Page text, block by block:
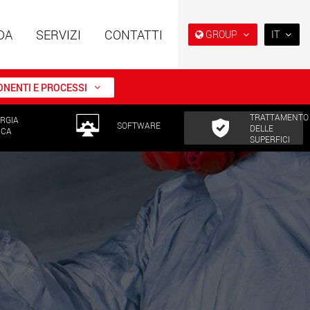
GROUP
speciali con
modulare per
Rimorchi speciali, progettati
www.maxtrailer.us
speciali per portate
a 500 t
Veicoli elettrici a batteria con
capacità di carico a partire
da 5 t
www.morello.eu.com
per il
di carichi leggeri
SPMT e veicoli industriali per
portate fino a 25.000 t e oltre
IT
NL
IT
PL
SERVIZI CONTATTI
E PROCESSI
SOFTWARE
TRATTAMENTO
DELLE
SUPERFICI